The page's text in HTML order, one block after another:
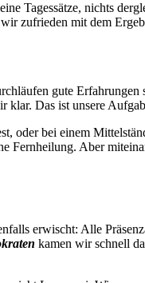
Tagessätze, nichts
zufrieden mit dem
gute
klar. Das ist unsere
oder bei einem
Aber
erwischt: Alle
kamen wir schnell